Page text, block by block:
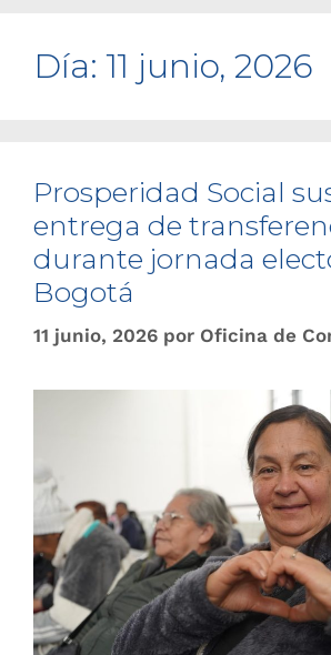
Día:11 junio, 2026
Prosperidad Social
entrega de
durante jornada
Bogotá
11 junio, 2026 por Oficina de